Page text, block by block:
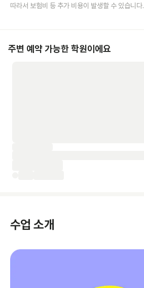
따라서 보험비 등 추가 비용이 발생할 수 있습니다.
주변 예약 가능한 학원이에요
수업 소개